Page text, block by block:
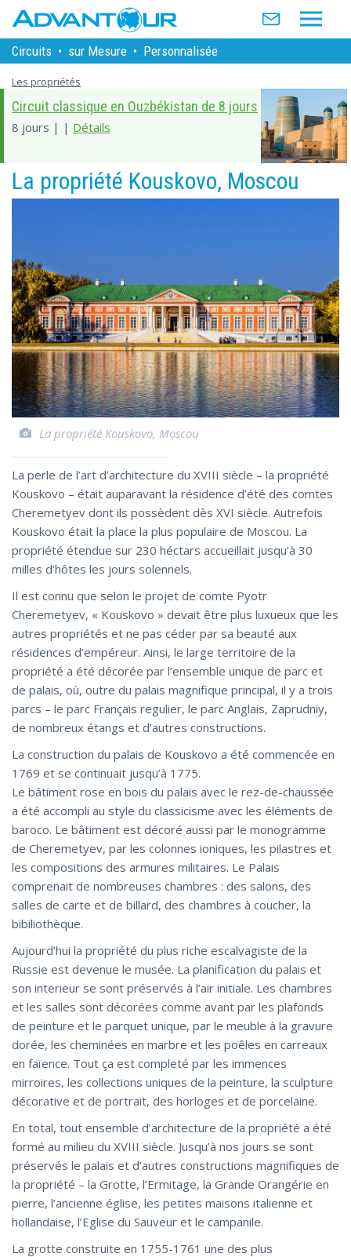
Circuits • sur Mesure • Personnalisée
Les propriétés
Circuit classique en Ouzbékistan de 8 jours
8 jours | | Détails
La propriété Kouskovo, Moscou
La propriété Kouskovo, Moscou
La perle de l’art d’architecture du XVIII siècle – la propriété
Kouskovo – était auparavant la résidence d’été des comtes
Cheremetyev dont ils possèdent dès XVI siècle. Autrefois
Kouskovo était la place la plus populaire de Moscou. La
propriété étendue sur 230 héctars accueillait jusqu’à 30
milles d’hôtes les jours solennels.
Il est connu que selon le projet de comte Pyotr
Cheremetyev, « Kouskovo » devait être plus luxueux que les
autres propriétés et ne pas céder par sa beauté aux
résidences d’empéreur. Ainsi, le large territoire de la
propriété a été décorée par l’ensemble unique de parc et
de palais, où, outre du palais magnifique principal, il y a trois
parcs – le parc Français regulier, le parc Anglais, Zaprudniy,
de nombreux étangs et d’autres constructions.
La construction du palais de Kouskovo a été commencée en
1769 et se continuait jusqu’à 1775.
Le bâtiment rose en bois du palais avec le rez-de-chaussée
a été accompli au style du classicisme avec les éléments de
baroco. Le bâtiment est décoré aussi par le monogramme
de Cheremetyev, par les colonnes ioniques, les pilastres et
les compositions des armures militaires. Le Palais
comprenait de nombreuses chambres : des salons, des
salles de carte et de billard, des chambres à coucher, la
bibiliothèque.
Aujourd’hui la propriété du plus riche escalvagiste de la
Russie est devenue le musée. La planification du palais et
son interieur se sont préservés à l’air initiale. Les chambres
et les salles sont décorées comme avant par les plafonds
de peinture et le parquet unique, par le meuble à la gravure
dorée, les cheminées en marbre et les poêles en carreaux
en faïence. Tout ça est completé par les immences
mirroires, les collections uniques de la peinture, la sculpture
décorative et de portrait, des horloges et de porcelaine.
En total, tout ensemble d’architecture de la propriété a été
formé au milieu du XVIII siècle. Jusqu’à nos jours se sont
préservés le palais et d’autres constructions magnifiques de
la propriété – la Grotte, l’Ermitage, la Grande Orangérie en
pierre, l’ancienne église, les petites maisons italienne et
hollandaise, l’Eglise du Sauveur et le campanile.
La grotte construite en 1755-1761 une des plus